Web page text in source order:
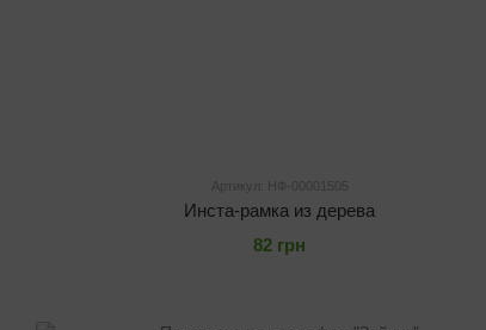
Артикул: НФ-00001505
Инста-рамка из дерева
82 грн